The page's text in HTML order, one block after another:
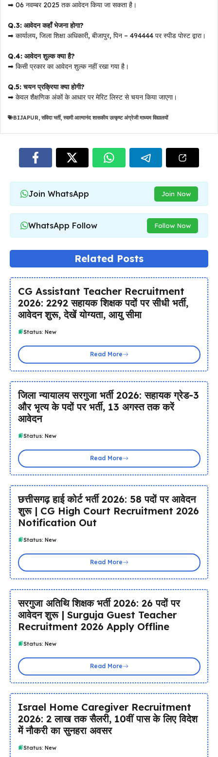
➡ 06 नवम्बर 2025 तक आवेदन किया जा सकता है।
Q.3: आवेदन कहाँ भेजना होगा?
➡ कार्यालय, जिला शिक्षा अधिकारी, बीजापुर, पिन – 494444 पर स्पीड पोस्ट द्वारा।
Q.4: आवेदन शुल्क क्या है?
➡ किसी प्रकार का आवेदन शुल्क नहीं रखा गया है।
Q.5: चयन प्रक्रिया क्या होगी?
➡ केवल शैक्षणिक अंकों के आधार पर मेरिट लिस्ट से चयन किया जाएगा।
BIJAPUR संविदा भर्ती, स्वामी आत्मानंद शासकीय उत्कृष्ट अंग्रेजी माध्यम विद्यालयों
Join WhatsApp Join Now
WhatsApp Follow Follow Now
Related Posts
CG Assistant Teacher Recruitment
2026: 2292 सहायक शिक्षक पदों पर सीधी भर्ती,
आवेदन शुरू, देखें योग्यता, आयु सीमा
Status: New
Read More
जिला न्यायालय सरगुजा भर्ती 2026: सहायक ग्रेड-3
और भृत्य के पदों पर भर्ती, 13 अगस्त तक करें
आवेदन
Status: New
Read More
छत्तीसगढ़ हाई कोर्ट भर्ती 2026: 58 पदों पर आवेदन
शुरू | CG High Court Recruitment 2026
Notification Out
Status: New
Read More
सरगुजा अतिथि शिक्षक भर्ती 2026: 26 पदों पर
आवेदन शुरू | Surguja Guest Teacher
Recruitment 2026 Apply Offline
Status: New
Read More
Israel Home Caregiver Recruitment
2026: ₹2 लाख तक सैलरी, 10वीं पास के लिए विदेश
में नौकरी का सुनहरा अवसर
Status: New